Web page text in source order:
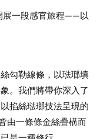
展一段感官旅程——以
勾勒線條，以琺瑯填
。我們將帶你深入了
掐絲琺瑯技法呈現的
由一條條金絲疊構而